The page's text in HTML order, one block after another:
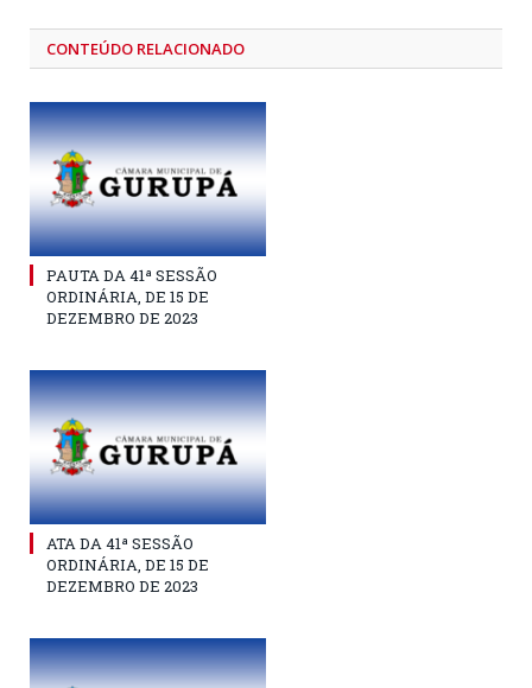
CONTEÚDO RELACIONADO
PAUTA DA 41ª SESSÃO
ORDINÁRIA, DE 15 DE
DEZEMBRO DE 2023
ATA DA 41ª SESSÃO
ORDINÁRIA, DE 15 DE
DEZEMBRO DE 2023